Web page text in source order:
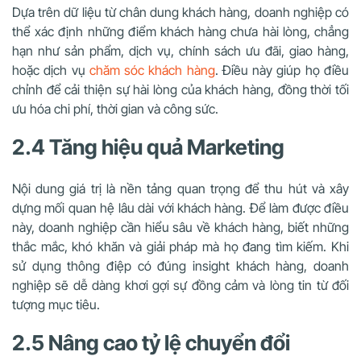
Dựa trên dữ liệu từ chân dung khách hàng, doanh nghiệp có
thể xác định những điểm khách hàng chưa hài lòng, chẳng
hạn như sản phẩm, dịch vụ, chính sách ưu đãi, giao hàng,
hoặc dịch vụ chăm sóc khách hàng. Điều này giúp họ điều
chỉnh để cải thiện sự hài lòng của khách hàng, đồng thời tối
ưu hóa chi phí, thời gian và công sức.
2.4 Tăng hiệu quả Marketing
Nội dung giá trị là nền tảng quan trọng để thu hút và xây
dựng mối quan hệ lâu dài với khách hàng. Để làm được điều
này, doanh nghiệp cần hiểu sâu về khách hàng, biết những
thắc mắc, khó khăn và giải pháp mà họ đang tìm kiếm. Khi
sử dụng thông điệp có đúng insight khách hàng, doanh
nghiệp sẽ dễ dàng khơi gợi sự đồng cảm và lòng tin từ đối
tượng mục tiêu.
2.5 Nâng cao tỷ lệ chuyển đổi